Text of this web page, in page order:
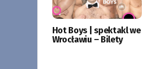
Hot Boys | spektakl we
Wrocławiu – Bilety